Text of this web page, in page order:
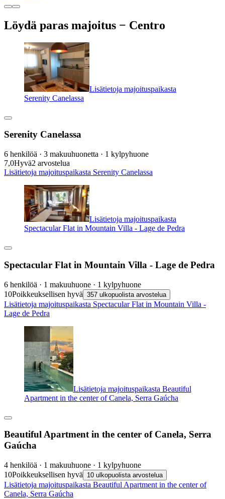
Löydä paras majoitus − Centro
Lisätietoja majoituspaikasta
Serenity Canelassa
Serenity Canelassa
6 henkilöä · 3 makuuhuonetta · 1 kylpyhuone
7,0Hyvä2 arvostelua
Lisätietoja majoituspaikasta Serenity Canelassa
Lisätietoja majoituspaikasta
Spectacular Flat in Mountain Villa - Lage de Pedra
Spectacular Flat in Mountain Villa - Lage de Pedra
6 henkilöä · 1 makuuhuone · 1 kylpyhuone
10Poikkeuksellisen hyvä 357 ulkopuolista arvostelua
Lisätietoja majoituspaikasta Spectacular Flat in Mountain Villa -
Lage de Pedra
Lisätietoja majoituspaikasta Beautiful
Apartment in the center of Canela, Serra Gaúcha
Beautiful Apartment in the center of Canela, Serra
Gaúcha
4 henkilöä · 1 makuuhuone · 1 kylpyhuone
10Poikkeuksellisen hyvä 10 ulkopuolista arvostelua
Lisätietoja majoituspaikasta Beautiful Apartment in the center of
Canela, Serra Gaúcha